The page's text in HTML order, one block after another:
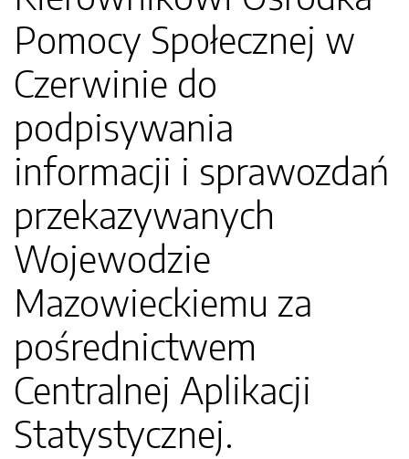
Pomocy Społecznej w
Czerwinie do
podpisywania
informacji i sprawozdań
przekazywanych
Wojewodzie
Mazowieckiemu za
pośrednictwem
Centralnej Aplikacji
Statystycznej.